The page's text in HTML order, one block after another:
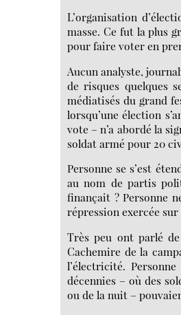
L’organisation
masse. Ce fut la plus
pour faire voter en
Aucun analyste,
de risques quelques
médiatisés du grand
lorsqu’une élection
vote – n’a abordé la
soldat armé pour 20
Personne se s’est
au nom de partis
finançait ? Personne
répression exercée
Très peu ont parlé
Cachemire de la
l’électricité.
décennies – où des
ou de la nuit –